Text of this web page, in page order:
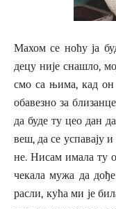
Махом се ноћу ја
децу није снашло,
смо са њима, кад он
обавезно за
да буде ту цео дан
веш, да се успавају
не. Нисам имала ту
чекала мужа да
расли, кућа ми је